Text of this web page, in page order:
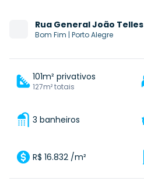
Rua General João Telles
Bom Fim | Porto Alegre
101m² privativos
127m² totais
3 banheiros
R$ 16.832 /m²